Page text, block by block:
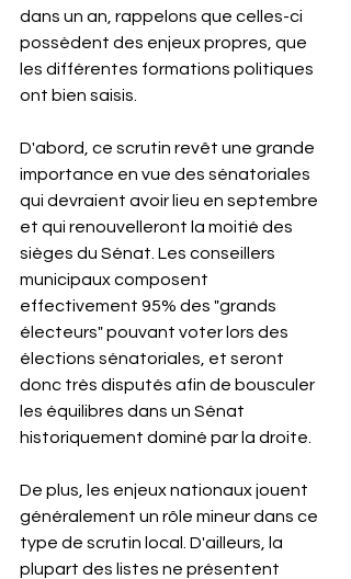
dans un an, rappelons que celles-ci
possèdent des enjeux propres, que
les différentes formations politiques
ont bien saisis.
D'abord, ce scrutin revêt une grande
importance en vue des sénatoriales
qui devraient avoir lieu en septembre
et qui renouvelleront la moitié des
sièges du Sénat. Les conseillers
municipaux composent
effectivement 95% des "grands
électeurs" pouvant voter lors des
élections sénatoriales, et seront
donc très disputés afin de bousculer
les équilibres dans un Sénat
historiquement dominé par la droite.
De plus, les enjeux nationaux jouent
généralement un rôle mineur dans ce
type de scrutin local. D'ailleurs, la
plupart des listes ne présentent